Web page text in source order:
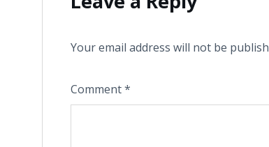
Your email address will not be
Comment*